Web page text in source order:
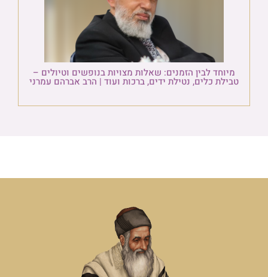
מיוחד לבין הזמנים: שאלות מצויות בנופשים וטיולים –
טבילת כלים, נטילת ידים, ברכות ועוד | הרב אברהם עמרני